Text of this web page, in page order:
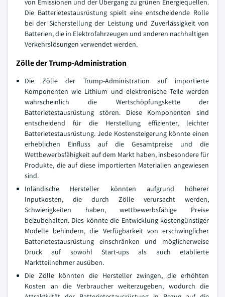
von Emissionen und der Übergang zu grünen Energiequellen.
Die Batterietestausrüstung spielt eine entscheidende Rolle
bei der Sicherstellung der Leistung und Zuverlässigkeit von
Batterien, die in Elektrofahrzeugen und anderen nachhaltigen
Verkehrslösungen verwendet werden.
Zölle der Trump-Administration
Die Zölle der Trump-Administration auf importierte
Komponenten wie Lithium und elektronische Teile werden
wahrscheinlich die Wertschöpfungskette der
Batterietestausrüstung stören. Diese Komponenten sind
entscheidend für die Herstellung effizienter, leichter
Batterietestausrüstung. Jede Kostensteigerung könnte einen
erheblichen Einfluss auf die Gesamtpreise und die
Wettbewerbsfähigkeit auf dem Markt haben, insbesondere für
Produkte, die auf diese importierten Materialien angewiesen
sind.
Inländische Hersteller könnten aufgrund höherer
Inputkosten, die durch Zölle verursacht werden,
Schwierigkeiten haben, wettbewerbsfähige Preise
beizubehalten. Dies könnte die Entwicklung kostengünstiger
Modelle behindern, die Verfügbarkeit von erschwinglicher
Batterietestausrüstung einschränken und möglicherweise
Druck auf sowohl Start-ups als auch etablierte
Marktteilnehmer ausüben.
Die Zölle könnten die Hersteller zwingen, die erhöhten
Kosten an die Verbraucher weiterzugeben, wodurch die